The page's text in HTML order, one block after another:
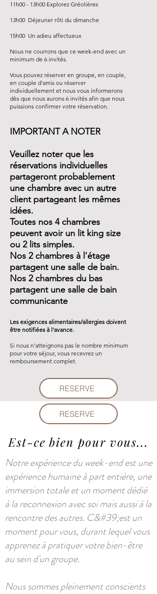
11h00 - 13h00 Explorez Gréolières
13h00 Déjeuner rôti du dimanche
15h00 Un adieu affectueux
Nous ne courrons que ce week-end avec un
minimum de 6 invités.
Vous pouvez réserver en groupe, en couple,
en couple d'amis ou réserver
individuellement et nous vous informerons
dès que nous aurons 6 invités afin que nous
puissions confirmer votre réservation.
IMPORTANT A NOTER
Veuillez noter que les
réservations individuelles
partageront probablement
une chambre avec un autre
client partageant les mêmes
idées.
Toutes nos 4 chambres
peuvent avoir un lit king size
ou 2 lits simples.
Nos 2 chambres à l'étage
partagent une salle de bain.
Nos 2 chambres du bas
partagent une salle de bain
communicante
Les exigences alimentaires/allergies doivent
être notifiées à l'avance.
Si nous n'atteignons pas le nombre minimum
pour votre séjour, vous recevrez un
remboursement complet.
RESERVE
RESERVE
Est-ce bien pour vous...
Notre expérience du week-end est une
expérience humaine à part entière, une
immersion totale et un moment dédié
à la reconnexion avec soi mais aussi à la
rencontre des autres. C&#39;est un
moment pour vous, durant lequel vous
apprenez à pratiquer votre bien-être
au sein d'un groupe.
Nous sommes pleinement conscients